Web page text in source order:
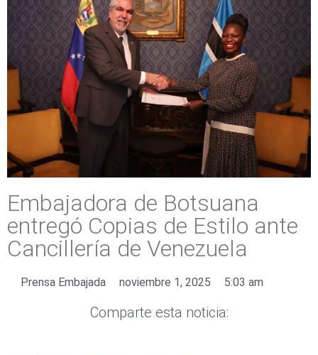
Embajadora de Botsuana
entregó Copias de Estilo ante
Cancillería de Venezuela
Prensa Embajada noviembre 1, 2025 5:03 am
Comparte esta noticia: